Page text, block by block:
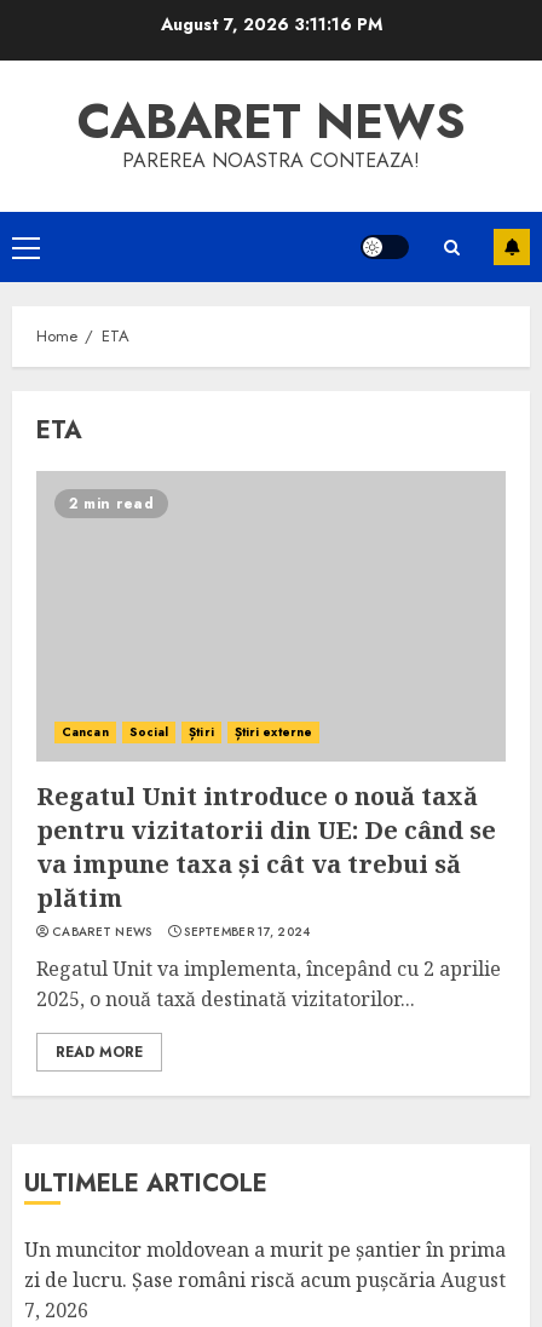
August 7, 2026 3:11:16 PM
CABARET NEWS
PAREREA NOASTRA CONTEAZA!
Primary
Menu
Home ETA
ETA
2 min read
Cancan Social Știri Știri externe
Regatul Unit introduce o nouă taxă
pentru vizitatorii din UE: De când se
va impune taxa și cât va trebui să
plătim
CABARET NEWS SEPTEMBER 17, 2024
Regatul Unit va implementa, începând cu 2 aprilie
2025, o nouă taxă destinată vizitatorilor...
READ MORE
ULTIMELE ARTICOLE
Un muncitor moldovean a murit pe șantier în prima
zi de lucru. Șase români riscă acum pușcăriaAugust
7, 2026